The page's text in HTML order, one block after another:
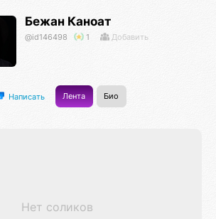
Бежан Каноат
@id146498 1 Добавить
Написать Лента Био
Нет соликов